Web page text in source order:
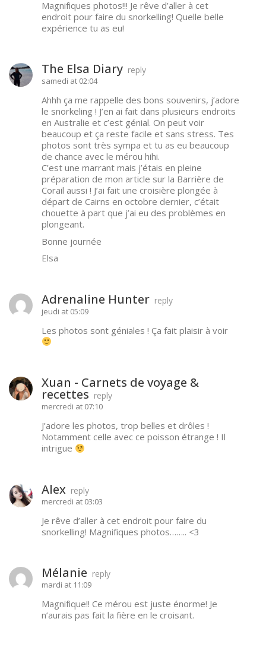
Magnifiques photos!!! Je rêve d’aller à cet
endroit pour faire du snorkelling! Quelle belle
expérience tu as eu!
The Elsa Diary reply
samedi at 02:04
Ahhh ça me rappelle des bons souvenirs, j’adore
le snorkeling ! J’en ai fait dans plusieurs endroits
en Australie et c’est génial. On peut voir
beaucoup et ça reste facile et sans stress. Tes
photos sont très sympa et tu as eu beaucoup
de chance avec le mérou hihi.
C’est une marrant mais j’étais en pleine
préparation de mon article sur la Barrière de
Corail aussi ! J’ai fait une croisière plongée à
départ de Cairns en octobre dernier, c’était
chouette à part que j’ai eu des problèmes en
plongeant.
Bonne journée
Elsa
Adrenaline Hunter reply
jeudi at 05:09
Les photos sont géniales ! Ça fait plaisir à voir
Xuan - Carnets de voyage &
recettes reply
mercredi at 07:10
J’adore les photos, trop belles et drôles !
Notamment celle avec ce poisson étrange ! Il
intrigue
Alex reply
mercredi at 03:03
Je rêve d’aller à cet endroit pour faire du
snorkelling! Magnifiques photos…….. <3
Mélanie reply
mardi at 11:09
Magnifique!! Ce mérou est juste énorme! Je
n’aurais pas fait la fière en le croisant.